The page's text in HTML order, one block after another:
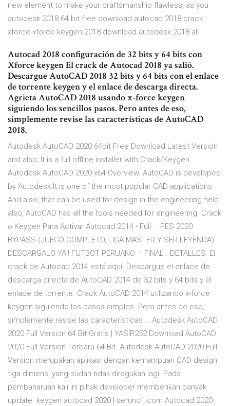
new element to make your craftsmanship flawless, as you
autodesk 2018 64 bit free download autocad 2018 crack
xforce xforce keygen 2018 download autodesk 2018 all
Autocad 2018 configuración de 32 bits y 64 bits con
Xforce keygen El crack de Autocad 2018 ya salió.
Descargue AutoCAD 2018 32 bits y 64 bits con el enlace
de torrente keygen y el enlace de descarga directa.
Agrieta AutoCAD 2018 usando x-force keygen
siguiendo los sencillos pasos. Pero antes de eso,
simplemente revise las características de AutoCAD
2018.
Autodesk AutoCAD 2020 64bit Free Download Latest Version
and also, It is a full offline installer with Crack/Keygen..
Autodesk AutoCAD 2020 x64 Overview. AutoCAD is developed
by Autodesk.It is one of the most popular CAD applications.
And also, that can be used for design in the engineering field.
also, AutoCAD has all the tools needed for engineering. Crack
o Keygen Para Activar Autocad 2014 - Full … PES 2020
BYPASS (JUEGO COMPLETO, LIGA MASTER Y SER LEYENDA)
DESCARGALO YA!! FUTBOT PERUANO – FINAL . DETALLES. El
crack de Autocad 2014 está aquí. Descargue el enlace de
descarga directa de AutoCAD 2014 de 32 bits y 64 bits y el
enlace de torrente. Crack AutoCAD 2014 utilizando x-force
keygen siguiendo los pasos simples. Pero antes de eso,
simplemente revise las características … Autodesk AutoCAD
2020 Full Version 64 Bit Gratis | YASIR252 Download AutoCAD
2020 Full Version Terbaru 64 Bit. Autodesk AutoCAD 2020 Full
Version merupakan aplikasi dengan kemampuan CAD design
tiga dimensi yang sudah tidak diragukan lagi. Pada
pembaharuan kali ini pihak developer memberikan banyak
update. keygen autocad 2020 | seruno1.com Autocad 2020